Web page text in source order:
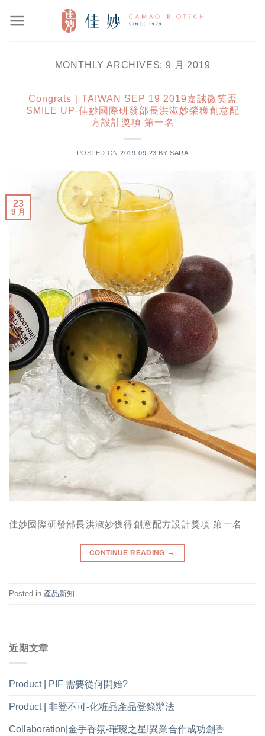
MONTHLY ARCHIVES: 9 月 2019
Congrats｜TAIWAN SEP 19 2019嘉誠微笑盃
SMILE UP-佳妙國際研發部長洪淑妙榮獲創意配
方設計獎項 第一名
POSTED ON2019-09-23 BYSARA
23
9 月
佳妙國際研發部長洪淑妙獲得創意配方設計獎項 第一名
CONTINUE READING →
Posted in 產品新知
近期文章
Product | PIF 需要從何開始?
Product | 非登不可-化粧品產品登錄辦法
Collaboration|金手香氛-璀璨之星!異業合作成功創香